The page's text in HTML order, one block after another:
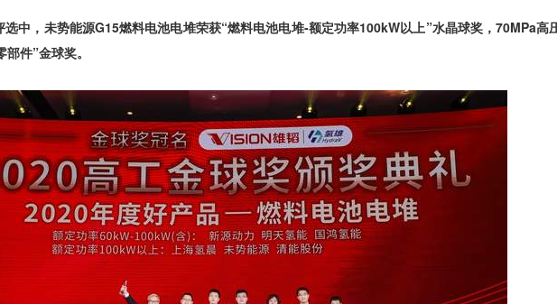
中，未势能源G15燃料电池电堆荣获“燃料电池电堆-额定功率100kW以上”水晶球奖，70MPa高
件”金球奖。